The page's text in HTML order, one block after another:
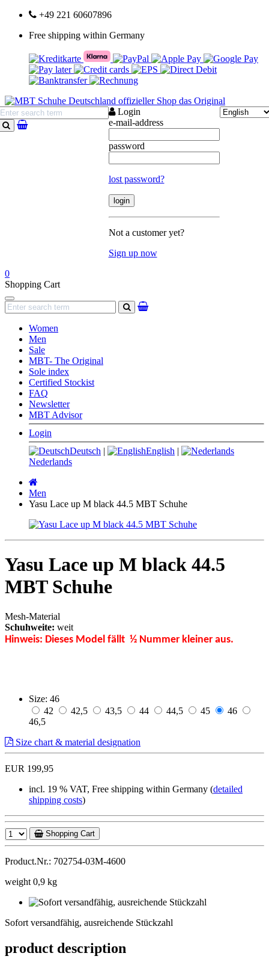
+49 221 60607896
Free shipping within Germany
search
Login
e-mail-address
password
lost password?
Not a customer yet?
Sign up now
0
Shopping Cart
Navigation
search
Women
Men
Sale
MBT- The Original
Sole index
Certified Stockist
FAQ
Newsletter
MBT Advisor
Login
Deutsch | English |
Nederlands
page
Men
Yasu Lace up M black 44.5 MBT Schuhe
Yasu Lace up M black 44.5
MBT Schuhe
Mesh-Material
Schuhweite: weit
Hinweis: Dieses Model fällt ½ Nummer kleiner aus.
Size: 46
42
42,5 43,5 44 44,5 45
46
46,5
Size chart & material designation
EUR 199,95
incl. 19 % VAT, Free shipping within Germany (detailed
shipping costs)
Shopping Cart
Product.Nr.: 702754-03M-4600
weight 0,9 kg
Sofort versandfähig, ausreichende Stückzahl
product description